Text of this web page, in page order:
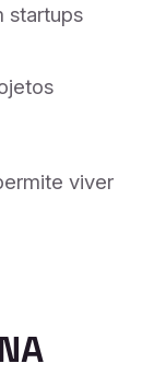
startups
viver